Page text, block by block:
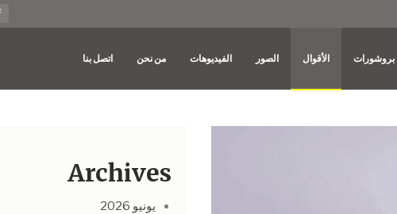
بروشورات الأقوال الصور الفيديوهات من نحن اتصل بنا
Archives
يونيو 2026